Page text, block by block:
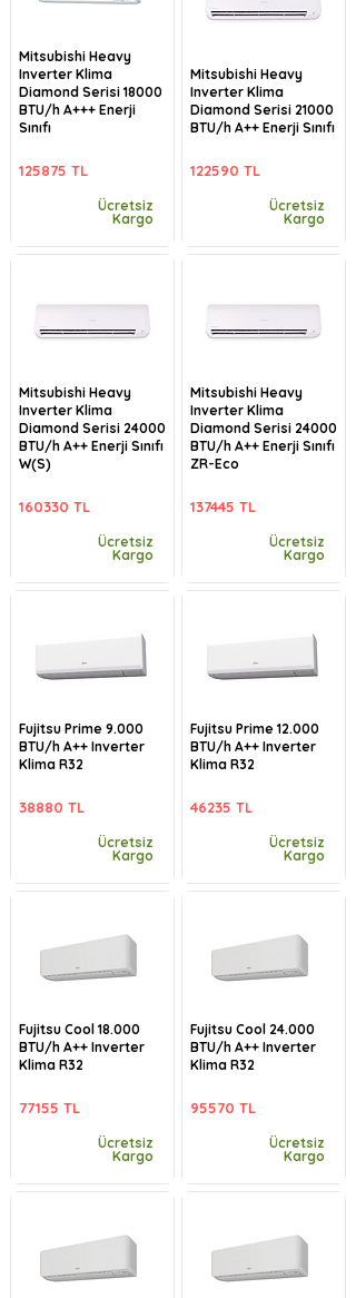
Mitsubishi Heavy
Inverter Klima
Diamond Serisi 18000
BTU/h A+++ Enerji
Sınıfı
125875 TL
Ücretsiz
Kargo
Mitsubishi Heavy
Inverter Klima
Diamond Serisi 24000
BTU/h A++ Enerji Sınıfı
W(S)
160330 TL
Ücretsiz
Kargo
Fujitsu Prime 9.000
BTU/h A++ Inverter
Klima R32
38880 TL
Ücretsiz
Kargo
Fujitsu Cool 18.000
BTU/h A++ Inverter
Klima R32
77155 TL
Ücretsiz
Kargo
Mitsubishi Heavy
Inverter Klima
Diamond Serisi 21000
BTU/h A++ Enerji Sınıfı
122590 TL
Ücretsiz
Kargo
Mitsubishi Heavy
Inverter Klima
Diamond Serisi 24000
BTU/h A++ Enerji Sınıfı
ZR-Eco
137445 TL
Ücretsiz
Kargo
Fujitsu Prime 12.000
BTU/h A++ Inverter
Klima R32
46235 TL
Ücretsiz
Kargo
Fujitsu Cool 24.000
BTU/h A++ Inverter
Klima R32
95570 TL
Ücretsiz
Kargo